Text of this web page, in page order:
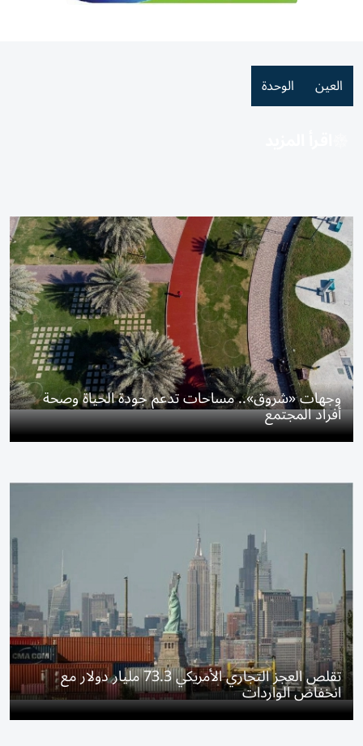
العين الوحدة
وجهات «شروق».. مساحات تدعم جودة الحياة وصحة
أفراد المجتمع
تقلص العجز التجاري الأمريكي 73.3 مليار دولار مع
انخفاض الواردات